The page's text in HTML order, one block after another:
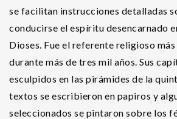
se facilitan instrucciones detalladas
conducirse el espíritu desencarnado
Dioses. Fue el referente religioso
durante más de tres mil años. Sus
esculpidos en las pirámides de la
textos se escribieron en papiros y
seleccionados se pintaron sobre los